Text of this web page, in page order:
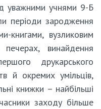
уважними учнями 9-Б
зародження
книгами, вузликовим
винайдення
друкарського
й окремих умільців,
книжки – найбільші
заходу більше